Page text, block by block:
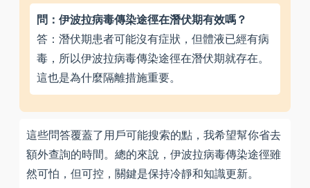
問：伊波拉病毒傳染途徑在潛伏期有效嗎？
答：潛伏期患者可能沒有症狀，但體液已經有病
毒，所以伊波拉病毒傳染途徑在潛伏期就存在。
這也是為什麼隔離措施重要。
這些問答覆蓋了用戶可能搜索的點，我希望幫你省去
額外查詢的時間。總的來說，伊波拉病毒傳染途徑雖
然可怕，但可控，關鍵是保持冷靜和知識更新。